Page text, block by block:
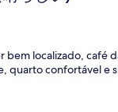
bem localizado, café
quarto confortável e